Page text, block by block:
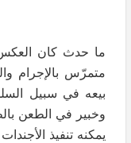
ما حدث كان العكس
متمرّس بالإجرام
بيعه في سبيل
وخبير في الطعن
يمكنه تنفيذ